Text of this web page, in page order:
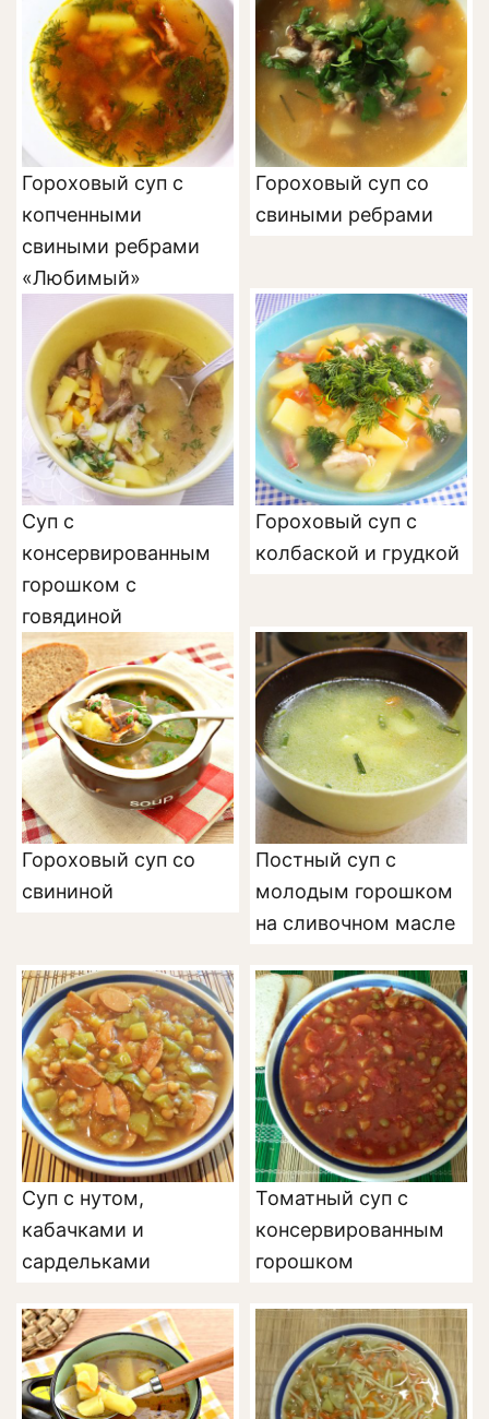
Гороховый суп с
копченными
свиными ребрами
«Любимый»
Гороховый суп со
свиными ребрами
Суп с
консервированным
горошком с
говядиной
Гороховый суп с
колбаской и грудкой
Гороховый суп со
свининой
Постный суп с
молодым горошком
на сливочном масле
Суп с нутом,
кабачками и
сардельками
Томатный суп с
консервированным
горошком